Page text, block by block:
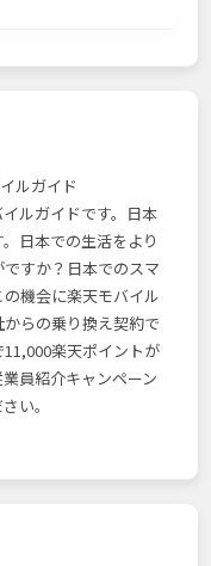
ルガイドです。日本
日本での生活をより
すか？日本でのスマ
機会に楽天モバイル
らの乗り換え契約で
楽天ポイントが
員紹介キャンペーン
い。